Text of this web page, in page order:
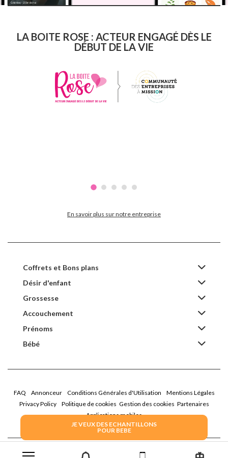
JE VEUX DES ECHANTILLONS
POUR BEBE
LA BOITE ROSE : ACTEUR ENGAGÉ DÈS LE
DÉBUT DE LA VIE
En savoir plus sur notre entreprise
Coffrets et Bons plans
Désir d'enfant
Grossesse
Accouchement
Prénoms
Bébé
FAQ Annonceur Conditions Générales d'Utilisation
Mentions Légales
Privacy Policy
Politique de cookies Gestion des cookies Partenaires
Applications mobiles